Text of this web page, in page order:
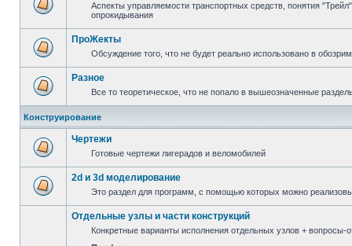
Аспекты управляемости транспортных средств, понятия
опрокидывания
ПроЖекты
Обсуждение того, что не будет реально использовано в
Разное
Все то теоретическое, что не попало в вышеозначенные
Конструирование
Чертежи
Готовые чертежи лигерадов и веломобилей
2d и 3d моделирование
Это раздел для программ, с помощью которых можно
Отдельные узлы и части конструкций
Конкретные варианты исполнения отдельных узлов + вопросы-